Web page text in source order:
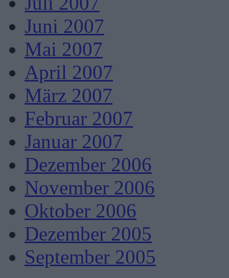
Juni 2007
Mai 2007
April 2007
März 2007
Februar 2007
Januar 2007
Dezember 2006
November 2006
Oktober 2006
Dezember 2005
September 2005